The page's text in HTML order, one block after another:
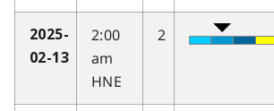
2025-
02-13
2:00
am
HNE
2